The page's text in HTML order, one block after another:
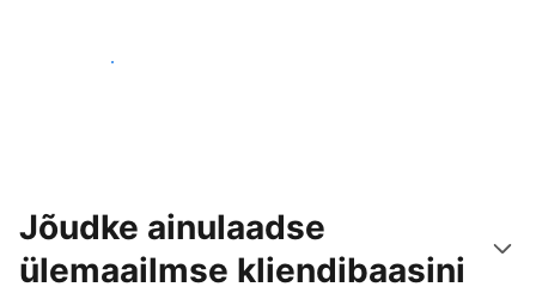
Alusta juba täna
Jõudke ainulaadse
ülemaailmse kliendibaasini